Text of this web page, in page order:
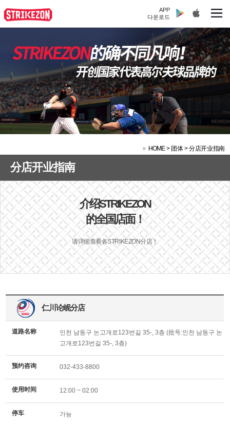
APP
다운로드
分店开业指南
HOME> 团体 >分店开业指南
介绍STRIKEZON
的全国店面！
请详细查看各STRIKEZON分店！
仁川论岘分店
道路名称
인천 남동구 논고개로123번길 35-, 3층 (批号:인천 남동구 논
고개로123번길 35-, 3층)
预约咨询 032-433-8800
使用时间 12:00 ~ 02:00
停车 가능